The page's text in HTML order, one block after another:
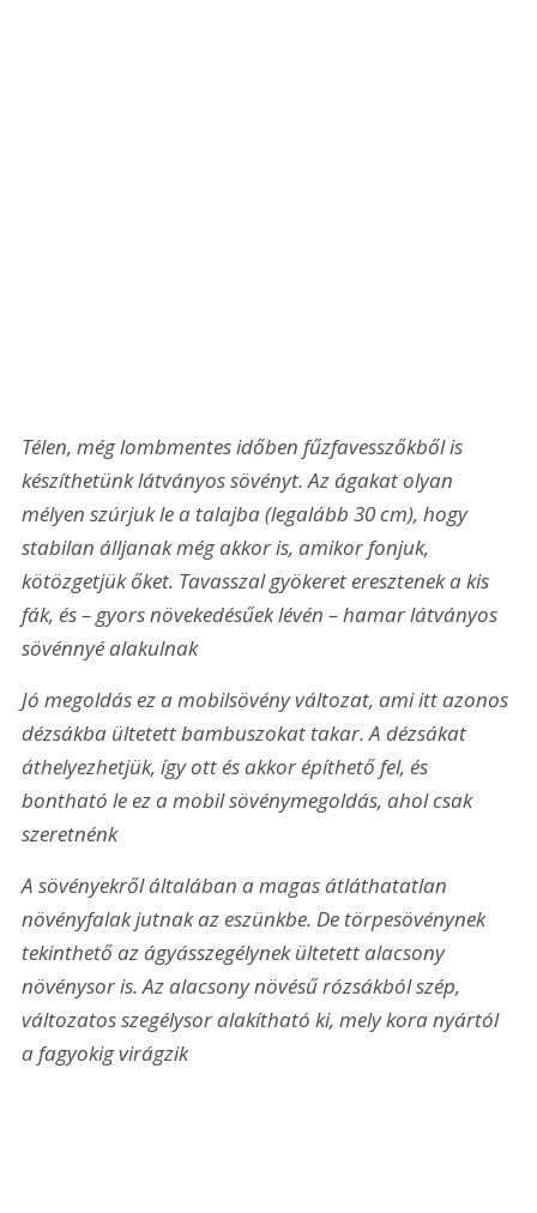
Télen, még lombmentes időben fűzfavesszőkből is
készíthetünk látványos sövényt. Az ágakat olyan
mélyen szúrjuk le a talajba (legalább 30 cm), hogy
stabilan álljanak még akkor is, amikor fonjuk,
kötözgetjük őket. Tavasszal gyökeret eresztenek a kis
fák, és – gyors növekedésűek lévén – hamar látványos
sövénnyé alakulnak
Jó megoldás ez a mobilsövény változat, ami itt azonos
dézsákba ültetett bambuszokat takar. A dézsákat
áthelyezhetjük, így ott és akkor építhető fel, és
bontható le ez a mobil sövénymegoldás, ahol csak
szeretnénk
A sövényekről általában a magas átláthatatlan
növényfalak jutnak az eszünkbe. De törpesövénynek
tekinthető az ágyásszegélynek ültetett alacsony
növénysor is. Az alacsony növésű rózsákból szép,
változatos szegélysor alakítható ki, mely kora nyártól
a fagyokig virágzik